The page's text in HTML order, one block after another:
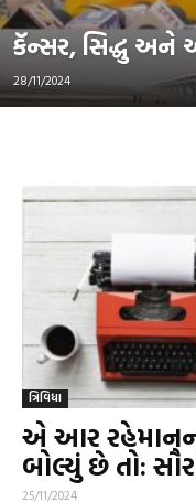
કૅન્સર, સિદ્ધુ અને
28/11/2024
ત્રિવિધા
એ આર
બોલ્યું છે તો:
25/11/2024